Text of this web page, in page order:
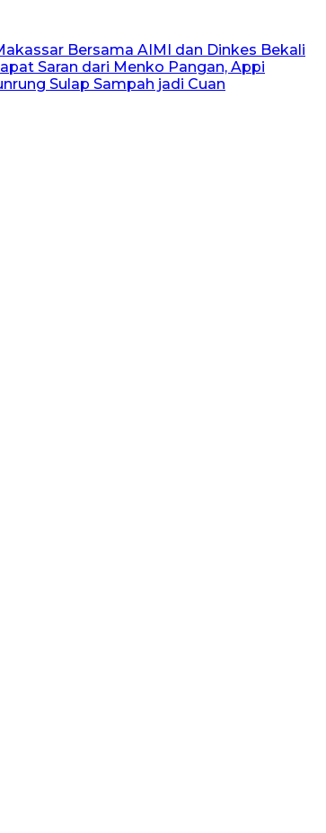
Bersama AIMI dan Dinkes Bekali
Saran dari Menko Pangan, Appi
Sulap Sampah jadi Cuan